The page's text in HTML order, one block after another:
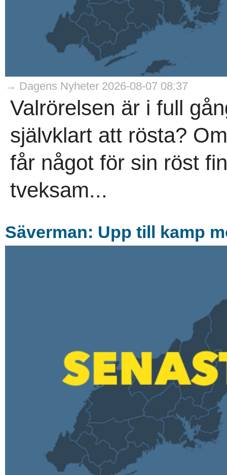
→ Dagens Nyheter 2026-08-07 08:37
Valrörelsen är i full
självklart att rösta?
får något för sin röst
tveksam...
Säverman: Upp till kamp